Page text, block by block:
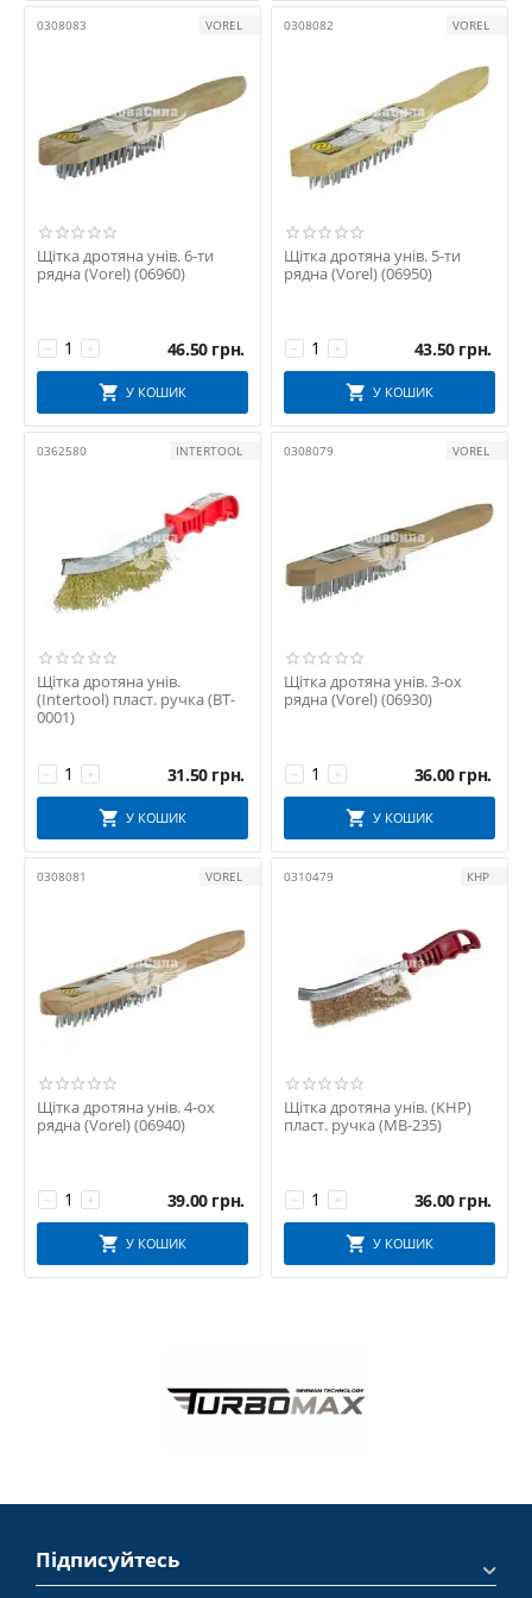
0308083 VOREL
Щітка дротяна унів. 6-ти
рядна (Vorel) (06960)
+
− 46.50 грн.
У КОШИК
0308082 VOREL
Щітка дротяна унів. 5-ти
рядна (Vorel) (06950)
+
− 43.50 грн.
У КОШИК
0362580 INTERTOOL
Щітка дротяна унів.
(Intertool) пласт. ручка (BT-
0001)
+
− 31.50 грн.
У КОШИК
0308079 VOREL
Щітка дротяна унів. 3-ох
рядна (Vorel) (06930)
+
− 36.00 грн.
У КОШИК
0308081 VOREL
Щітка дротяна унів. 4-ох
рядна (Vorel) (06940)
+
− 39.00 грн.
У КОШИК
0310479 КНР
Щітка дротяна унів. (КНР)
пласт. ручка (MB-235)
+
− 36.00 грн.
У КОШИК
Підписуйтесь